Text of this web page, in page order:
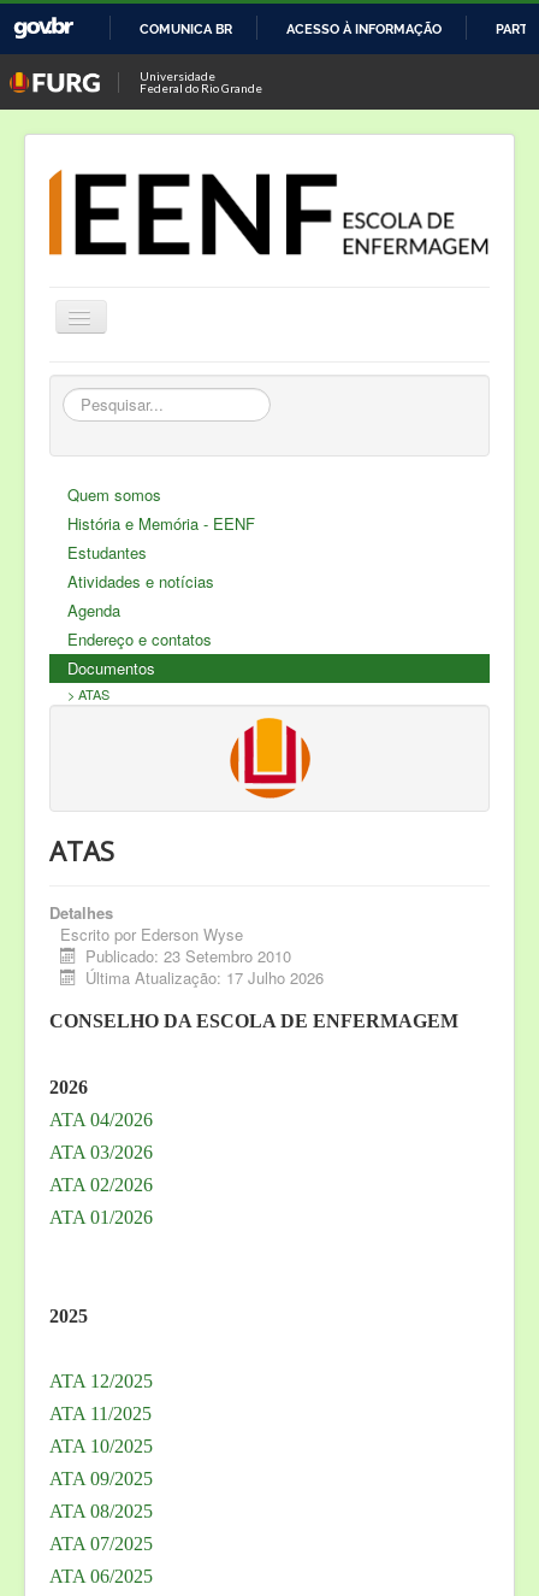
O
CONTEÚDO
COMUNICA BR ACESSO À INFORMAÇÃO
Universidade
Federal do Rio Grande
Alternar
Navegação
Notícias
Cursos
Laboratório de Enfermagem
Semana de Enfermagem
Nossos Sites
Produção Científica
COVID - 19
Pesquisar...
Quem somos
História e Memória - EENF
Estudantes
Atividades e notícias
Agenda
Endereço e contatos
Documentos
> ATAS
ATAS
Detalhes
Escrito por Ederson Wyse
Publicado: 23 Setembro 2010
Última Atualização: 17 Julho 2026
CONSELHO DA ESCOLA DE ENFERMAGEM
2026
ATA 04/2026
ATA 03/2026
ATA 02/2026
ATA 01/2026
2025
ATA 12/2025
ATA 11/2025
ATA 10/2025
ATA 09/2025
ATA 08/2025
ATA 07/2025
ATA 06/2025